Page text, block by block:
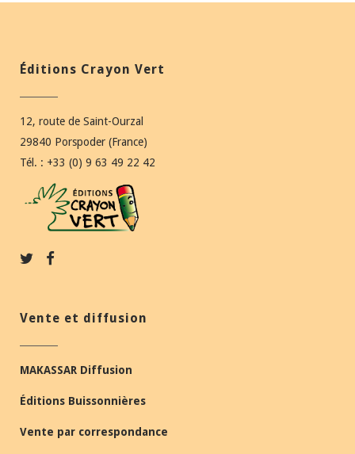
Éditions Crayon Vert
12, route de Saint-Ourzal
29840 Porspoder (France)
Tél. : +33 (0) 9 63 49 22 42
Vente et diffusion
MAKASSAR Diffusion
Éditions Buissonnières
Vente par correspondance